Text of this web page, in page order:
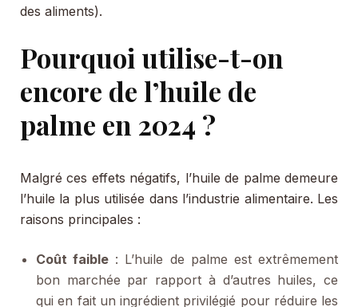
des aliments).
Pourquoi utilise-t-on
encore de l’huile de
palme en 2024 ?
Malgré ces effets négatifs, l’huile de palme demeure
l’huile la plus utilisée dans l’industrie alimentaire. Les
raisons principales :
Coût faible : L’huile de palme est extrêmement
bon marchée par rapport à d’autres huiles, ce
qui en fait un ingrédient privilégié pour réduire les